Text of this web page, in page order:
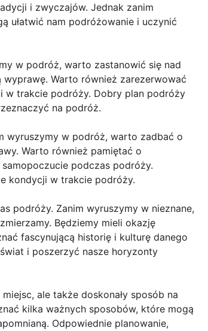
i zwyczajów. Jednak zanim
ułatwić nam podróżowanie i uczynić
w podróż, warto zastanowić się nad
Warto również zarezerwować
w trakcie podróży. Dobry plan podróży
na podróż.
wyruszymy w podróż, warto zadbać o
Warto również pamiętać o
podczas podróży.
kondycji w trakcie podróży.
podróży. Zanim wyruszymy w nieznane,
Będziemy mieli okazję
fascynującą historię i kulturę danego
i poszerzyć nasze horyzonty
ale także doskonały sposób na
kilka ważnych sposobów, które mogą
Odpowiednie planowanie,